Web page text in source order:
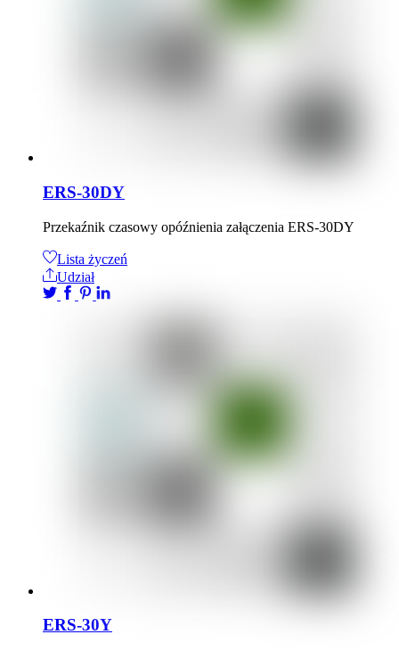
ERS-30DY
Przekaźnik czasowy opóźnienia załączenia ERS-30DY
Lista życzeń
Udział
ERS-30Y